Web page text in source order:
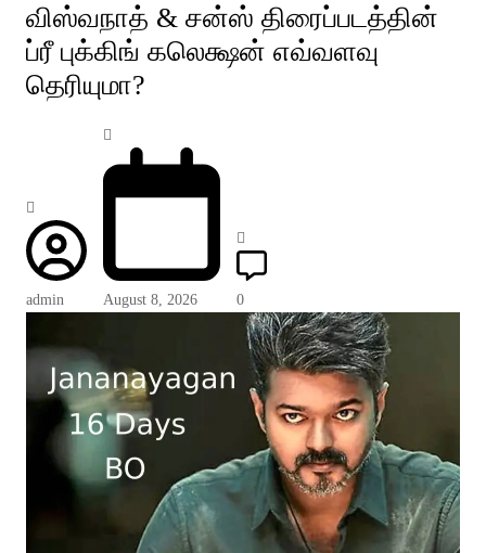
விஸ்வநாத் & சன்ஸ் திரைப்படத்தின்
ப்ரீ புக்கிங் கலெக்ஷன் எவ்வளவு
தெரியுமா?
admin August 8, 2026 0